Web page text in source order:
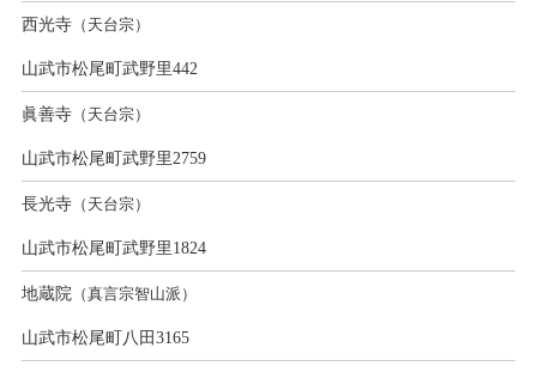
西光寺（天台宗）
山武市松尾町武野里442
眞善寺（天台宗）
山武市松尾町武野里2759
長光寺（天台宗）
山武市松尾町武野里1824
地蔵院（真言宗智山派）
山武市松尾町八田3165